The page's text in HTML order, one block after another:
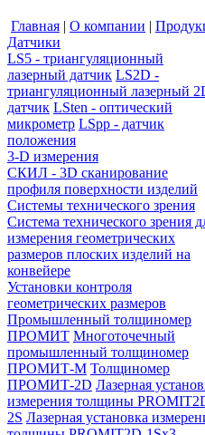
Главная | О компании |
Датчики
LS5 - триангуляционный
лазерный датчик LS2D -
триангуляционный лазерный
датчик LSten - оптический
микрометр LSpp - датчик
положения
3-D измерения
СКИЛ - 3D сканирование
профиля поверхности изделий
Системы технического зрения
Система технического зрения
измерения геометрических
размеров плоских изделий на
конвейере
Установки контроля
геометрических размеров
Промышленный толщиномер
ПРОМИТ Многоточечный
промышленный толщиномер
ПРОМИТ-М Толщиномер
ПРОМИТ-2D Лазерная
измерения толщины
2S Лазерная установка